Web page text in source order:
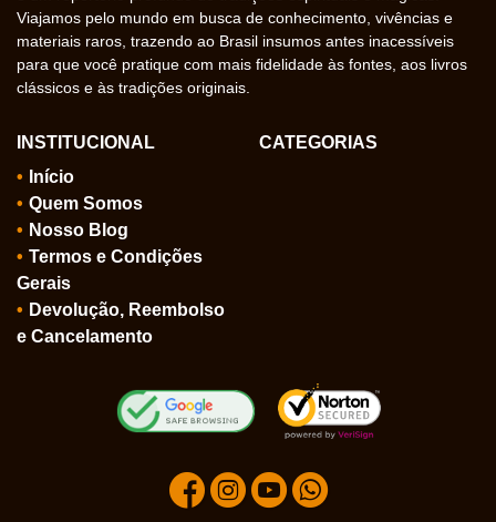
Viajamos pelo mundo em busca de conhecimento, vivências e
materiais raros, trazendo ao Brasil insumos antes inacessíveis
para que você pratique com mais fidelidade às fontes, aos livros
clássicos e às tradições originais.
INSTITUCIONAL
Início
Quem Somos
Nosso Blog
Termos e Condições
Gerais
Devolução, Reembolso
e Cancelamento
CATEGORIAS